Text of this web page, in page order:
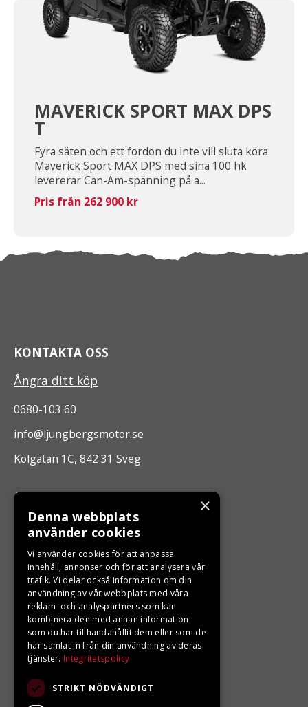
MAVERICK SPORT MAX DPS
T
Fyra säten och ett fordon du inte vill sluta köra:
Maverick Sport MAX DPS med sina 100 hk
levererar Can-Am-spänning på a...
Pris från 262 900 kr
KONTAKTA OSS
Ångra ditt köp
0680-103 60
info@ljungbergsmotor.se
Kolgatan 1C, 842 31 Sveg
ÖPPETTIDER
Måndag - Fredag 10.00 -17.00
LJUNGBERGS MOTOR
Din BRP återförsäljare i Sveg!
×
Denna webbplats
använder cookies
Vi använder cookies för att anpassa
innehåll, annonser och för att analysera vår
trafik. Vi delar också information om din
användning av vår webbplats med våra
reklam- och analyspartners som kan
kombinera den med annan information
som du har tillhandahållit dem eller som de
har samlat in från din användning av deras
tjänster. Integritetspolicy
STRIKT NÖDVÄNDIGT